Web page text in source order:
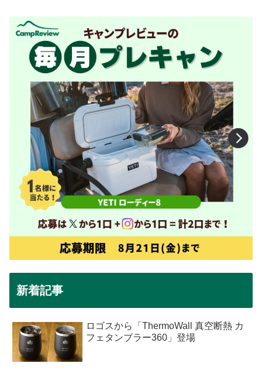
新着記事
ロゴスから「ThermoWall 真空断熱 カ
フェタンブラー360」登場